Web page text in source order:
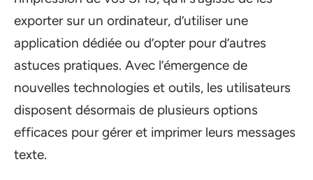
exporter sur un ordinateur, d’utiliser une
application dédiée ou d’opter pour d’autres
astuces pratiques. Avec l’émergence de
nouvelles technologies et outils, les utilisateurs
disposent désormais de plusieurs options
efficaces pour gérer et imprimer leurs messages
texte.